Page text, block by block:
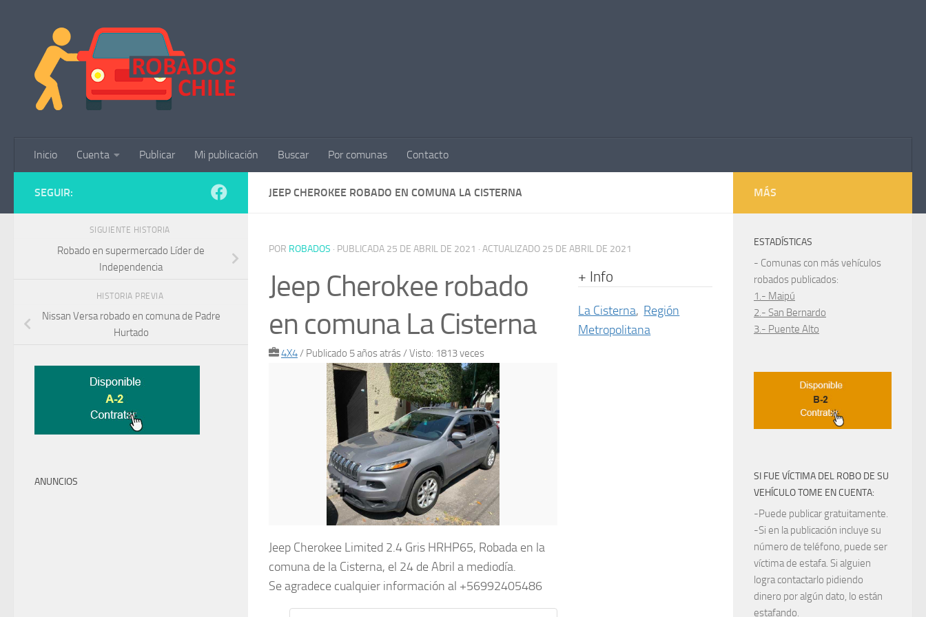
Inicio Cuenta Publicar Mi publicación Buscar Por comunas Contacto
JEEP CHEROKEE ROBADO EN COMUNA LA CISTERNA
POR ROBADOS · PUBLICADA 25 DE ABRIL DE 2021 · ACTUALIZADO 25 DE ABRIL DE 2021
Jeep Cherokee robado
en comuna La Cisterna
4X4/ Publicado 5 años atrás/ Visto: 1813 veces
Jeep Cherokee Limited 2.4 Gris HRHP65, Robada en la
comuna de la Cisterna, el 24 de Abril a mediodía.
Se agradece cualquier información al +56992405486
+ Info
La Cisterna, Región
Metropolitana
SEGUIR:
SIGUIENTE HISTORIA
Robado en supermercado Líder de
Independencia
HISTORIA PREVIA
Nissan Versa robado en comuna de Padre
Hurtado
ANUNCIOS
MÁS
ESTADÍSTICAS
- Comunas con más vehículos
robados publicados:
1.- Maipú
2.- San Bernardo
3.- Puente Alto
SI FUE VÍCTIMA DEL ROBO DE SU
VEHÍCULO TOME EN CUENTA:
-Puede publicar gratuitamente.
-Si en la publicación incluye su
número de teléfono, puede ser
víctima de estafa. Si alguien
logra contactarlo pidiendo
dinero por algún dato, lo están
estafando.